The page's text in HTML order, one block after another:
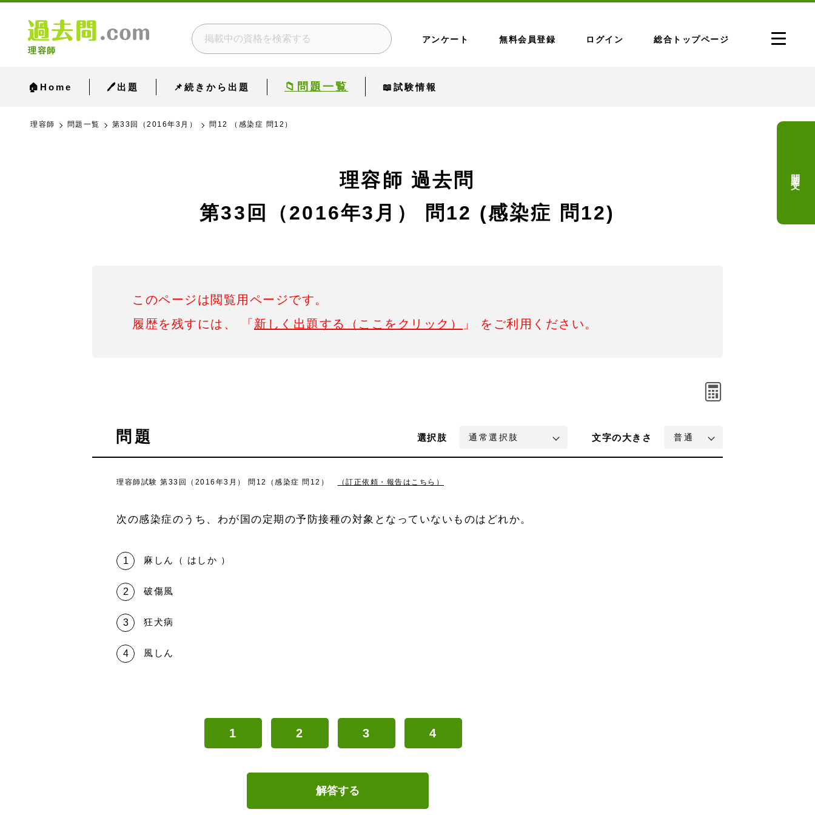
理容師
アンケート 無料会員登録 ログイン 総合トップページ
🏠Home 🖊出題 📌続きから出題 📁問題一覧 📖試験情報
理容師 問題一覧 第33回（2016年3月） 問12 （感染症 問12）
理容師 過去問
第33回（2016年3月）
問12 (感染症 問12)
このページは閲覧用ページです。
履歴を残すには、 「 新しく出題する（ここをクリック） 」 をご利用ください。
問題 選択肢 文字の大きさ
理容師試験 第33回（2016年3月） 問12（感染症 問12） （訂正依頼・報告はこちら）
次の感染症のうち、わが国の定期の予防接種の対象となっていないものはどれか。
麻しん（ はしか ）
破傷風
狂犬病
風しん
1 2 3 4
解答する